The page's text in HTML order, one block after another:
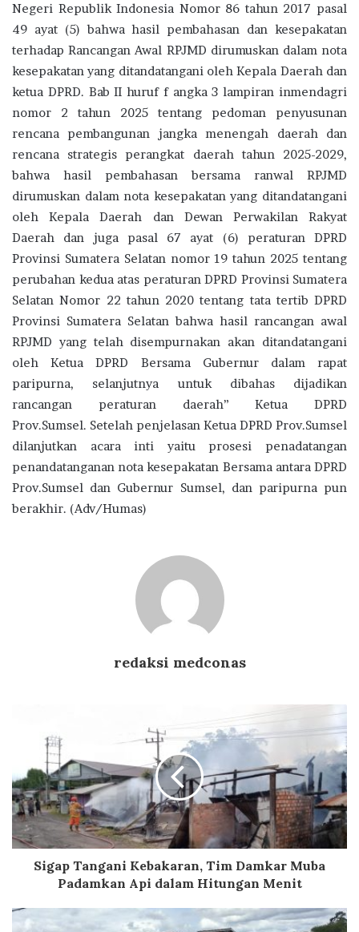
Negeri Republik Indonesia Nomor 86 tahun 2017 pasal
49 ayat (5) bahwa hasil pembahasan dan kesepakatan
terhadap Rancangan Awal RPJMD dirumuskan dalam nota
kesepakatan yang ditandatangani oleh Kepala Daerah dan
ketua DPRD. Bab II huruf f angka 3 lampiran inmendagri
nomor 2 tahun 2025 tentang pedoman penyusunan
rencana pembangunan jangka menengah daerah dan
rencana strategis perangkat daerah tahun 2025-2029,
bahwa hasil pembahasan bersama ranwal RPJMD
dirumuskan dalam nota kesepakatan yang ditandatangani
oleh Kepala Daerah dan Dewan Perwakilan Rakyat
Daerah dan juga pasal 67 ayat (6) peraturan DPRD
Provinsi Sumatera Selatan nomor 19 tahun 2025 tentang
perubahan kedua atas peraturan DPRD Provinsi Sumatera
Selatan Nomor 22 tahun 2020 tentang tata tertib DPRD
Provinsi Sumatera Selatan bahwa hasil rancangan awal
RPJMD yang telah disempurnakan akan ditandatangani
oleh Ketua DPRD Bersama Gubernur dalam rapat
paripurna, selanjutnya untuk dibahas dijadikan
rancangan peraturan daerah” Ketua DPRD
Prov.Sumsel. Setelah penjelasan Ketua DPRD Prov.Sumsel
dilanjutkan acara inti yaitu prosesi penadatangan
penandatanganan nota kesepakatan Bersama antara DPRD
Prov.Sumsel dan Gubernur Sumsel, dan paripurna pun
berakhir. (Adv/Humas)
redaksi medconas
Sigap Tangani Kebakaran, Tim Damkar Muba
Padamkan Api dalam Hitungan Menit